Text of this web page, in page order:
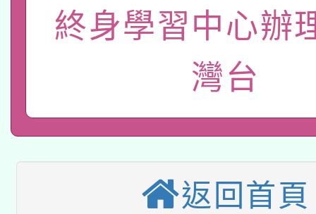
業技術研究院辦理「
用水績優單位及節水達
115年8月22日(星期六
桃園市孔廟祈福系列
開 智慧啟航」
本校115學年度第2次
招甄選結果公告(無人
招)
適應運動共學行動站研
本館辦理115年度閱讀
暨閱讀推動專業研習
科技賦能─人工智慧
終身學習中心辦
灣台
返回首頁